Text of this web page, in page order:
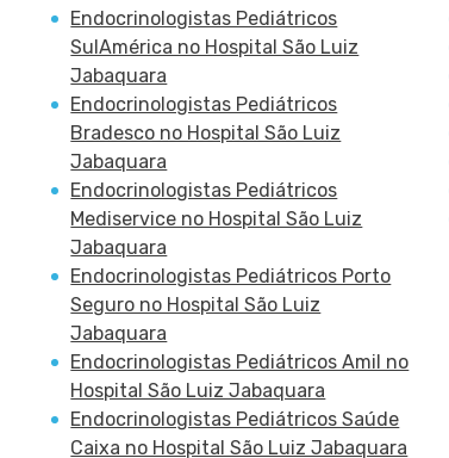
Endocrinologistas Pediátricos
SulAmérica no Hospital São Luiz
Jabaquara
Endocrinologistas Pediátricos
Bradesco no Hospital São Luiz
Jabaquara
Endocrinologistas Pediátricos
Mediservice no Hospital São Luiz
Jabaquara
Endocrinologistas Pediátricos Porto
Seguro no Hospital São Luiz
Jabaquara
Endocrinologistas Pediátricos Amil no
Hospital São Luiz Jabaquara
Endocrinologistas Pediátricos Saúde
Caixa no Hospital São Luiz Jabaquara